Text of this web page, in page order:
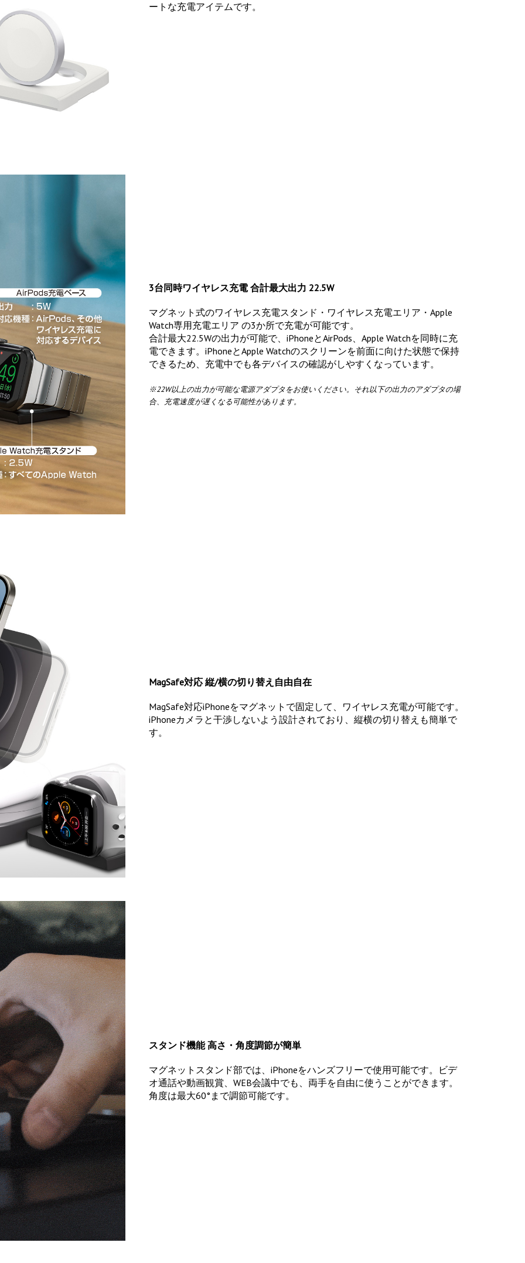
ートな充電アイテムです。
3台同時ワイヤレス充電 合計最大出力 22.5W
マグネット式のワイヤレス充電スタンド・ワイヤレス充電エリア・Apple
Watch専用充電エリア の3か所で充電が可能です。
合計最大22.5Wの出力が可能で、iPhoneとAirPods、Apple Watchを同時に充
電できます。iPhoneとApple Watchのスクリーンを前面に向けた状態で保持
できるため、充電中でも各デバイスの確認がしやすくなっています。
※22W以上の出力が可能な電源アダプタをお使いください。それ以下の出力のアダプタの場
合、充電速度が遅くなる可能性があります。
MagSafe対応 縦/横の切り替え自由自在
MagSafe対応iPhoneをマグネットで固定して、ワイヤレス充電が可能です。
iPhoneカメラと干渉しないよう設計されており、縦横の切り替えも簡単で
す。
スタンド機能 高さ・角度調節が簡単
マグネットスタンド部では、iPhoneをハンズフリーで使用可能です。ビデ
オ通話や動画観賞、WEB会議中でも、両手を自由に使うことができます。
角度は最大60°まで調節可能です。